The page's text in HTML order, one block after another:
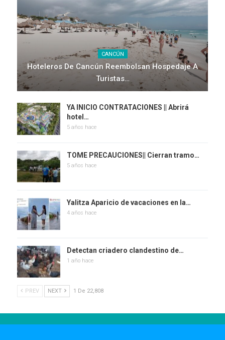
CANCÚN
Hoteleros De Cancún Reembolsan Hospedaje A
Turistas…
YA INICIO CONTRATACIONES || Abrirá
hotel…
5 años hace
TOME PRECAUCIONES|| Cierran tramo…
5 años hace
Yalitza Aparicio de vacaciones en la…
4 años hace
Detectan criadero clandestino de…
1 año hace
PREV NEXT 1 De 22,808